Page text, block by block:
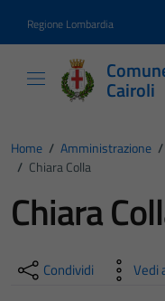
Regione Lombardia
Cairoli
Home / Amministrazione /
/ Chiara Colla
Chiara
Condividi Vedi